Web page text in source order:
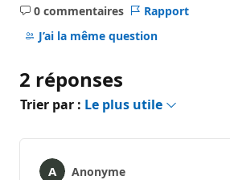
0 commentaires
Aucun
commentaire
Rapport
J’ai la même question
2 réponses
Trier par : Le plus utile
Anonyme